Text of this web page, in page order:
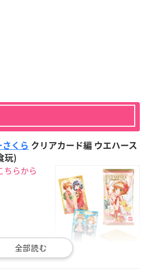
さくら クリアカード編 ウエハース
玩)
らから